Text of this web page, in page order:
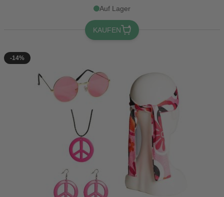
Auf Lager
KAUFEN
-14%